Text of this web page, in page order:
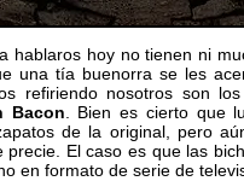
hablaros hoy no tienen ni
una tía buenorra se les
refiriendo nosotros son
Bacon . Bien es cierto que
de la original, pero
precie. El caso es que las
en formato de serie de